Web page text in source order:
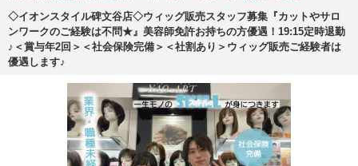
◇イオンスタイル碑文谷店◇ウィッグ販売スタッフ募集『カットやサロ
ンワークのご経験は不問★』美容師免許お持ちの方優遇！19:15定時退勤
♪＜賞与年2回＞＜社会保険完備＞＜社割あり＞ウィッグ販売ご経験者は
優遇します♪